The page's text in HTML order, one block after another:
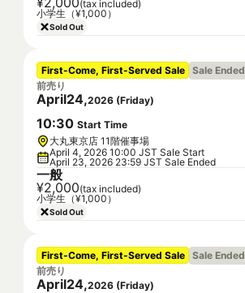
(tax included)
小学生（¥1,000）
Sold Out
First-Come, First-Served Sale Sale Ended
前売り
April24,2026 (Friday)
10:30 Start Time
大丸東京店 11階催事場
April 4, 2026 10:00 JST Sale Start
April 23, 2026 23:59 JST Sale Ended
一般
¥2,000(tax included)
小学生（¥1,000）
Sold Out
First-Come, First-Served Sale Sale Ended
前売り
April24,2026 (Friday)